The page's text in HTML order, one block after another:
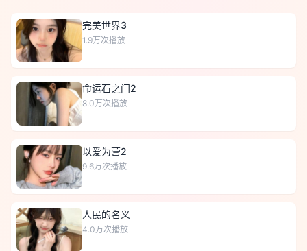
完美世界3
1.9万次播放
命运石之门2
8.0万次播放
以爱为营2
9.6万次播放
人民的名义
4.0万次播放